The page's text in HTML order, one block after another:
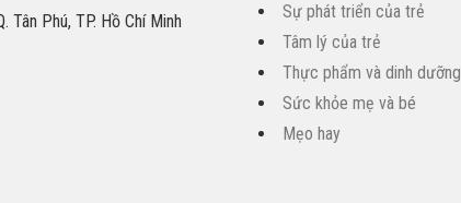
Tân Phú, TP. Hồ Chí Minh
Sự phát triển của trẻ
Tâm lý của trẻ
Thực phẩm và dinh dưỡng
Sức khỏe mẹ và bé
Mẹo hay